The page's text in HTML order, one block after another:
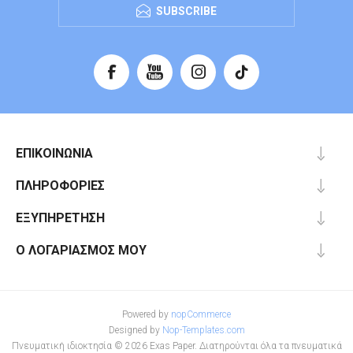
SUBSCRIBE
ΕΠΙΚΟΙΝΩΝΊΑ
ΠΛΗΡΟΦΟΡΊΕΣ
ΕΞΥΠΗΡΈΤΗΣΗ
Ο ΛΟΓΑΡΙΑΣΜΌΣ ΜΟΥ
Powered by nopCommerce
Designed by Nop-Templates.com
Πνευματική ιδιοκτησία © 2026 Exas Paper. Διατηρούνται όλα τα πνευματικά